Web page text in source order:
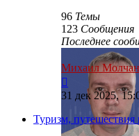
96 Темы
123 Сообщения
Последнее
Михаил
Перейти
к
последнему
сообщению
31 дек 2025,
Туризм, путешествия